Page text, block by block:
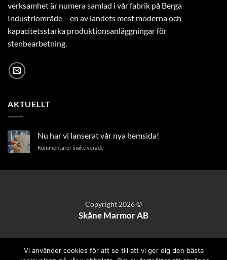
verksamhet är numera samlad i vår fabrik på Berga
Industriområde – en av landets mest moderna och
kapacitetsstarka produktionsanläggningar för
stenbearbetning.
AKTUELLT
Nu har vi lanserat vår nya hemsida!
Kommentarer inaktiveradeför
hemsida!
Copyright 2026 ©
Skåne Marmor AB
Vi använder cookies för att se till att vi ger dig den bästa